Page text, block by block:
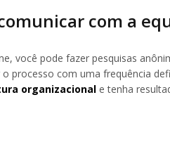
com a
você pode fazer pesquisas
processo com uma frequência
organizacional e tenha